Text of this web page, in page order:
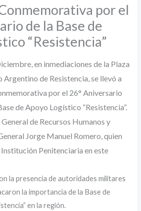
por el
de la Base de
“Resistencia”
en inmediaciones de la Plaza
de Resistencia, se llevó a
por el 26° Aniversario
de Apoyo Logístico “Resistencia”.
de Recursos Humanos y
Jorge Manuel Romero, quien
Penitenciaria en este
la presencia de autoridades militares
la importancia de la Base de
en la región.